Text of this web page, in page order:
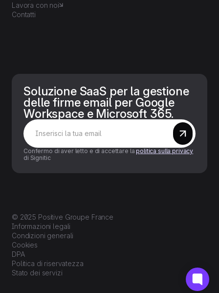
Lavora con noi
Contatti
Soluzione SaaS per la gestione
delle firme email per Google
Workspace e Microsoft 365.
Confermo di aver letto e di accettare lapolitica sulla privacy
di Signitic
© 2025 Positive Groupe France
Informazioni legali
Condizioni generali
Cookies
DPA
Politica di riservatezza
Stato dei servizi